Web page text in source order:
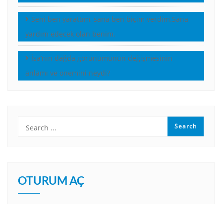
Seni ben yarattım, sana ben biçim verdim.Sana
yardım edecek olan benim.
İsa’nın dağda görünümünün değişmesinin
anlamı ve önemini neydi?
OTURUM AÇ